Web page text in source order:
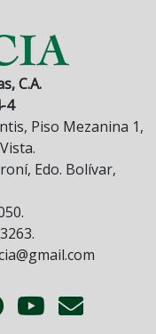
C.A.
4
Piso Mezanina 1,
Edo. Bolívar,